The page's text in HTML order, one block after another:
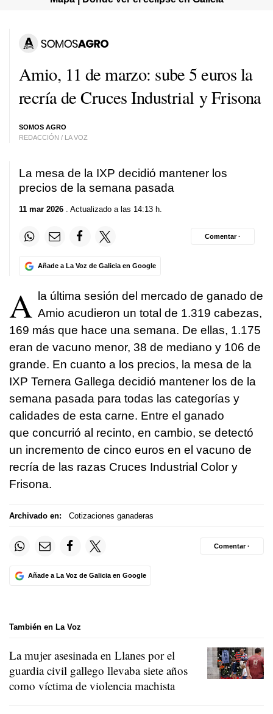
Amio, 11 de marzo: sube 5 euros la
recría de Cruces Industrial y Frisona
SOMOS AGRO
REDACCIÓN / LA VOZ
La mesa de la IXP decidió mantener los
precios de la semana pasada
11 mar 2026 . Actualizado a las 14:13 h.
Añade a La Voz de Galicia en Google
Comentar ·
A
la última sesión del mercado de ganado de
Amio acudieron un total de 1.319 cabezas,
169 más que hace una semana. De ellas, 1.175
eran de vacuno menor, 38 de mediano y 106 de
grande. En cuanto a los precios, la mesa de la
IXP Ternera Gallega decidió mantener los de la
semana pasada para todas las categorías y
calidades de esta carne. Entre el ganado
que concurrió al recinto, en cambio, se detectó
un incremento de cinco euros en el vacuno de
recría de las razas Cruces Industrial Color y
Frisona.
Archivado en: Cotizaciones ganaderas
Añade a La Voz de Galicia en Google
Comentar ·
También en La Voz
La mujer asesinada en Llanes por el
guardia civil gallego llevaba siete años
como víctima de violencia machista